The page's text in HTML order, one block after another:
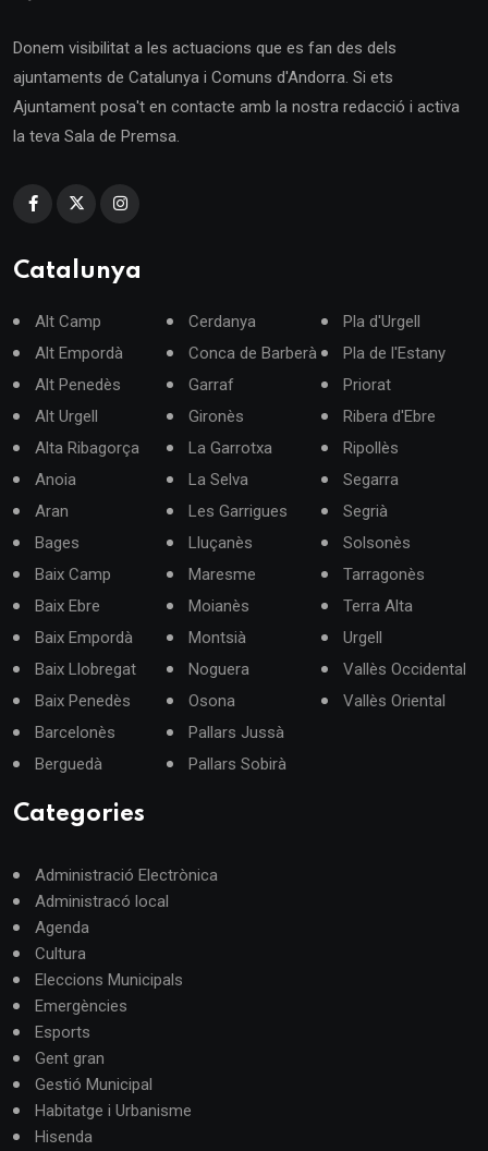
Donem visibilitat a les actuacions que es fan des dels
ajuntaments de Catalunya i Comuns d'Andorra. Si ets
Ajuntament posa't en contacte amb la nostra redacció i activa
la teva Sala de Premsa.
Catalunya
Alt Camp
Alt Empordà
Alt Penedès
Alt Urgell
Alta Ribagorça
Anoia
Aran
Bages
Baix Camp
Baix Ebre
Baix Empordà
Baix Llobregat
Baix Penedès
Barcelonès
Berguedà
Cerdanya
Conca de Barberà
Garraf
Gironès
La Garrotxa
La Selva
Les Garrigues
Lluçanès
Maresme
Moianès
Montsià
Noguera
Osona
Pallars Jussà
Pallars Sobirà
Pla d'Urgell
Pla de l'Estany
Priorat
Ribera d'Ebre
Ripollès
Segarra
Segrià
Solsonès
Tarragonès
Terra Alta
Urgell
Vallès Occidental
Vallès Oriental
Categories
Administració Electrònica
Administracó local
Agenda
Cultura
Eleccions Municipals
Emergències
Esports
Gent gran
Gestió Municipal
Habitatge i Urbanisme
Hisenda